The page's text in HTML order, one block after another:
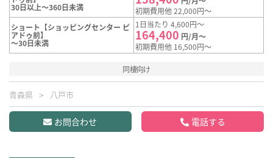
30日以上～360日未満
初期費用他 22,000円～
ショート【ショッピングセンター ピ
アドゥ前】
～30日未満
1日当たり 4,600円～
164,400 円/月～
初期費用他 16,500円～
同棲向け
青森県 八戸市
お問合わせ 電話する